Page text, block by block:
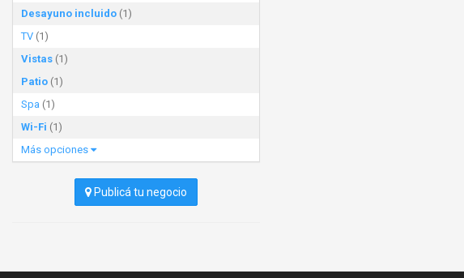
Desayuno incluido (1)
TV (1)
Vistas (1)
Patio (1)
Spa (1)
Wi-Fi (1)
Más opciones
Publicá tu negocio